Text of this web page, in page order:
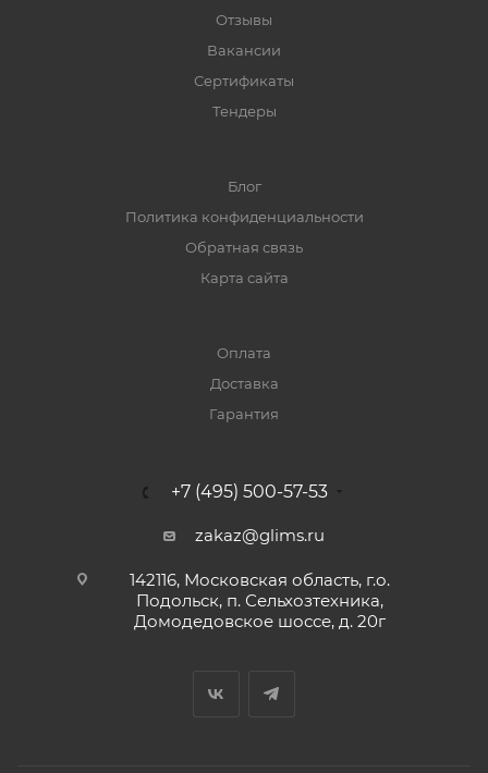
Отзывы
Вакансии
Сертификаты
Тендеры
Блог
Политика конфиденциальности
Обратная связь
Карта сайта
Оплата
Доставка
Гарантия
+7 (495) 500-57-53
zakaz@glims.ru
142116, Московская область, г.о.
Подольск, п. Сельхозтехника,
Домодедовское шоссе, д. 20г